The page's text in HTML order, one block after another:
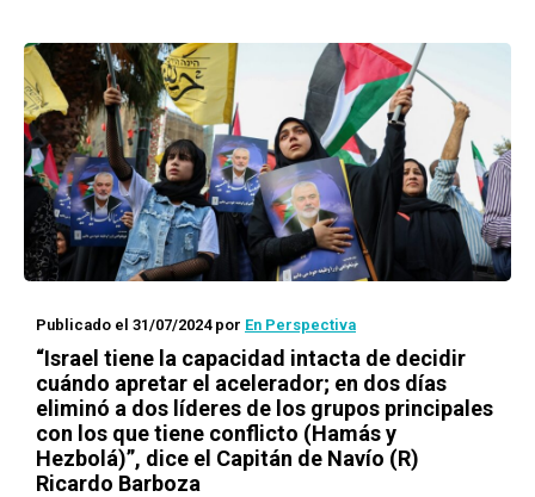
Publicado el 31/07/2024por En Perspectiva
“Israel tiene la capacidad intacta de decidir
cuándo apretar el acelerador; en dos días
eliminó a dos líderes de los grupos principales
con los que tiene conflicto (Hamás y
Hezbolá)”, dice el Capitán de Navío (R)
Ricardo Barboza